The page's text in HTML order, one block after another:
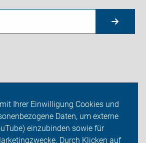
Ihrer Einwilligung Cookies und
Daten, um externe
einzubinden sowie für
Durch Klicken auf